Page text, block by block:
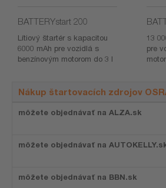
BATTERYstart 200
Lítiový štartér s kapacitou
6000 mAh pre vozidlá s
benzínovým motorom do 3 l
13
pre
Nákup štartovacích zdrojov
môžete objednávať na ALZA.sk
môžete objednávať na
môžete objednávať na BBN.sk